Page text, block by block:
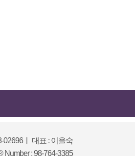
02696ㅣ
대표 : 이을숙
Number : 98-764-3385